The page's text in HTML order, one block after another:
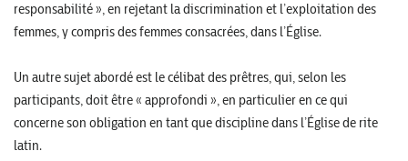
responsabilité », en rejetant la discrimination et l’exploitation des
femmes, y compris des femmes consacrées, dans l’Église.
Un autre sujet abordé est le célibat des prêtres, qui, selon les
participants, doit être « approfondi », en particulier en ce qui
concerne son obligation en tant que discipline dans l’Église de rite
latin.